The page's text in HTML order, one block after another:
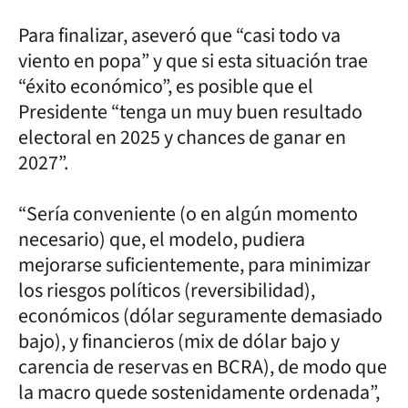
Para finalizar, aseveró que “casi todo va
viento en popa” y que si esta situación trae
“éxito económico”, es posible que el
Presidente “tenga un muy buen resultado
electoral en 2025 y chances de ganar en
2027”.
“Sería conveniente (o en algún momento
necesario) que, el modelo, pudiera
mejorarse suficientemente, para minimizar
los riesgos políticos (reversibilidad),
económicos (dólar seguramente demasiado
bajo), y financieros (mix de dólar bajo y
carencia de reservas en BCRA), de modo que
la macro quede sostenidamente ordenada”,